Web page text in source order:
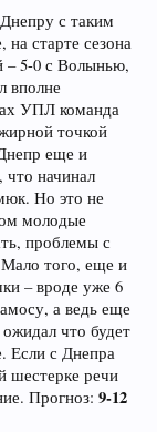
с таким
старте сезона
– 5-0 с Волынью,
вполне
УПЛ команда
точкой
еще и
что начинал
Но это не
молодые
проблемы с
того, еще и
– вроде уже 6
а ведь еще
что будет
Если с Днепра
шестерке речи
Прогноз: 9-12